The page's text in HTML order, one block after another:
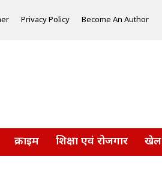
Privacy Policy Become An Author
क्राइम शिक्षा एवं रोजगार खेल